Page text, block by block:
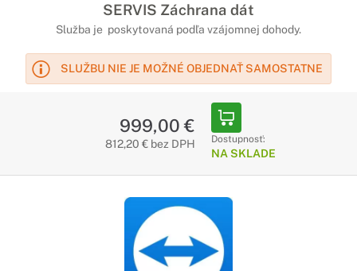
SERVIS Záchrana dát
Služba je poskytovaná podľa vzájomnej dohody.
SLUŽBU NIE JE MOŽNÉ OBJEDNAŤ SAMOSTATNE
999,00 €
812,20 € bez DPH Dostupnosť:
NA SKLADE